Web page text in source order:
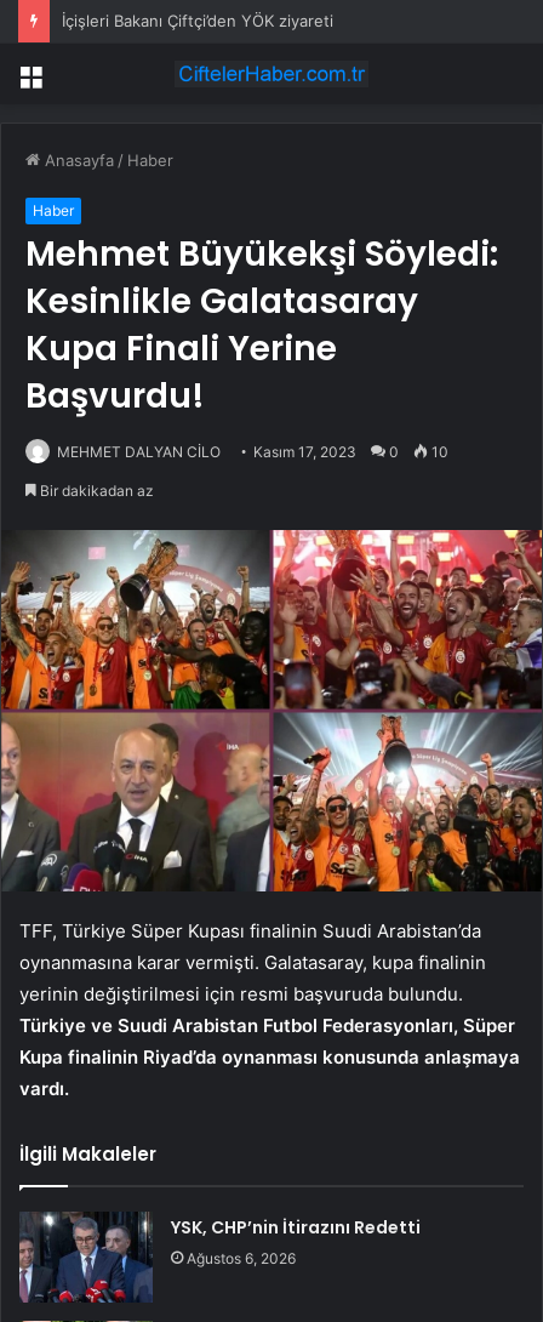
İçişleri Bakanı Çiftçi’den YÖK ziyareti
Menü
Anasayfa / Haber
Haber
Mehmet Büyükekşi Söyledi:
Kesinlikle Galatasaray
Kupa Finali Yerine
Başvurdu!
MEHMET DALYAN CİLO Kasım 17, 2023 0 10
Bir dakikadan az
TFF, Türkiye Süper Kupası finalinin Suudi Arabistan’da
oynanmasına karar vermişti. Galatasaray, kupa finalinin
yerinin değiştirilmesi için resmi başvuruda bulundu.
Türkiye ve Suudi Arabistan Futbol Federasyonları, Süper
Kupa finalinin Riyad’da oynanması konusunda anlaşmaya
vardı.
İlgili Makaleler
YSK, CHP’nin İtirazını Redetti
Ağustos 6, 2026